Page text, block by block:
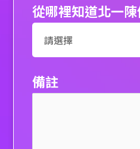
從哪裡知道北一陳
備註